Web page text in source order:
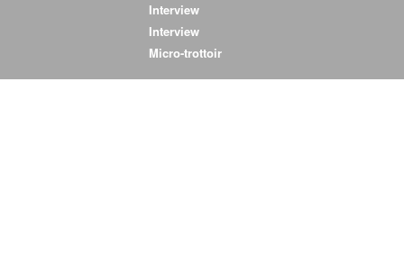
Interview
Interview
Micro-trottoir